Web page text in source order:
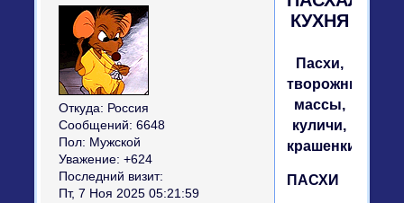
Откуда: Россия
Сообщений: 6648
Пол: Мужской
Уважение: +624
Последний визит:
Пт, 7 Ноя 2025 05:21:59
КУХНЯ
Пасхи,
творожные
массы,
куличи,
крашенки
ПАСХИ